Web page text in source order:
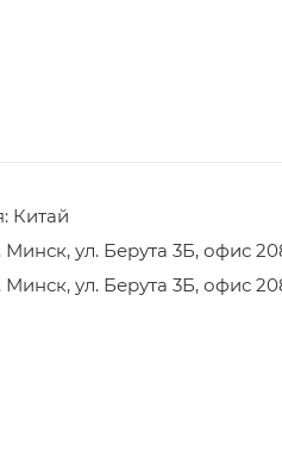
Китай
ул. Берута 3Б, офис
ул. Берута 3Б, офис